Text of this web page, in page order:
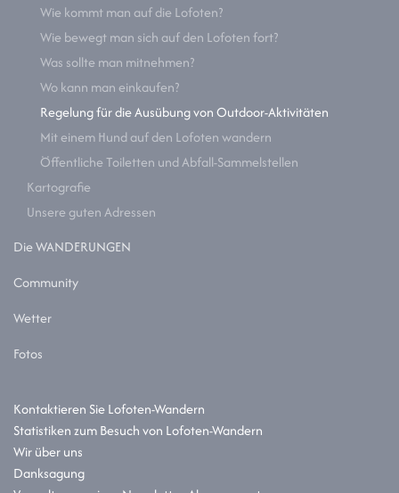
Wie kommt man auf die Lofoten?
Wie bewegt man sich auf den Lofoten fort?
Was sollte man mitnehmen?
Wo kann man einkaufen?
Regelung für die Ausübung von Outdoor-Aktivitäten
Mit einem Hund auf den Lofoten wandern
Öffentliche Toiletten und Abfall-Sammelstellen
Kartografie
Unsere guten Adressen
Die WANDERUNGEN
Community
Wetter
Fotos
Kontaktieren Sie Lofoten-Wandern
Statistiken zum Besuch von Lofoten-Wandern
Wir über uns
Danksagung